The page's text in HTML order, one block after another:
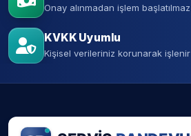
Onay alınmadan işlem başlatılmaz
KVKK Uyumlu
Kişisel verileriniz korunarak işlenir